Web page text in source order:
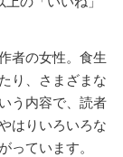
者の女性。食生
り、さまざまな
う内容で、読者
はりいろいろな
っています。